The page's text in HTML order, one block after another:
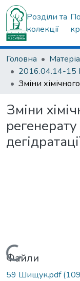
Розділи та
колекції
Головна
Зміни
Вантажиться...
Файли
59 Шищук.pdf